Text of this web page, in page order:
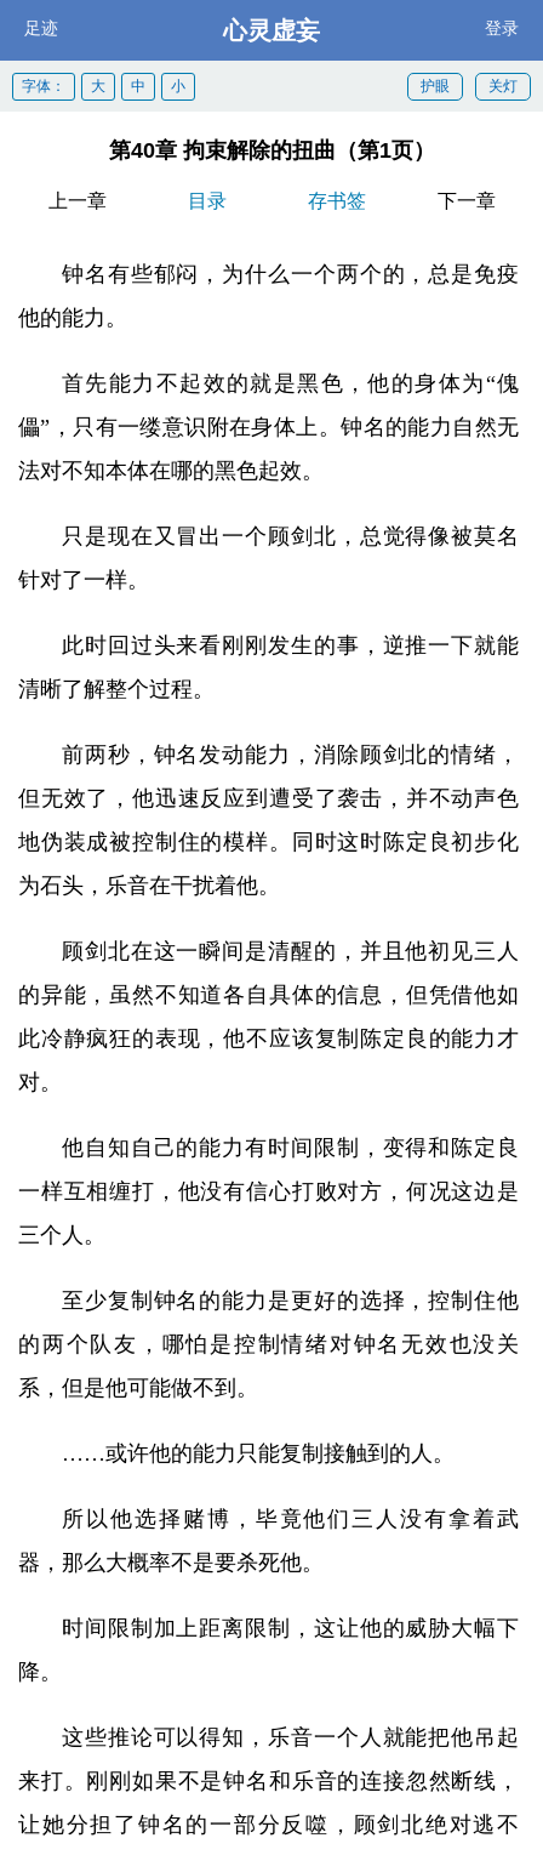
足迹 心灵虚妄 登录
关灯
护眼
字体： 大 中 小
第40章 拘束解除的扭曲（第1页）
上一章 目录 存书签 下一章
钟名有些郁闷，为什么一个两个的，总是免疫
他的能力。
首先能力不起效的就是黑色，他的身体为“傀
儡”，只有一缕意识附在身体上。钟名的能力自然无
法对不知本体在哪的黑色起效。
只是现在又冒出一个顾剑北，总觉得像被莫名
针对了一样。
此时回过头来看刚刚发生的事，逆推一下就能
清晰了解整个过程。
前两秒，钟名发动能力，消除顾剑北的情绪，
但无效了，他迅速反应到遭受了袭击，并不动声色
地伪装成被控制住的模样。同时这时陈定良初步化
为石头，乐音在干扰着他。
顾剑北在这一瞬间是清醒的，并且他初见三人
的异能，虽然不知道各自具体的信息，但凭借他如
此冷静疯狂的表现，他不应该复制陈定良的能力才
对。
他自知自己的能力有时间限制，变得和陈定良
一样互相缠打，他没有信心打败对方，何况这边是
三个人。
至少复制钟名的能力是更好的选择，控制住他
的两个队友，哪怕是控制情绪对钟名无效也没关
系，但是他可能做不到。
……或许他的能力只能复制接触到的人。
所以他选择赌博，毕竟他们三人没有拿着武
器，那么大概率不是要杀死他。
时间限制加上距离限制，这让他的威胁大幅下
降。
这些推论可以得知，乐音一个人就能把他吊起
来打。刚刚如果不是钟名和乐音的连接忽然断线，
让她分担了钟名的一部分反噬，顾剑北绝对逃不